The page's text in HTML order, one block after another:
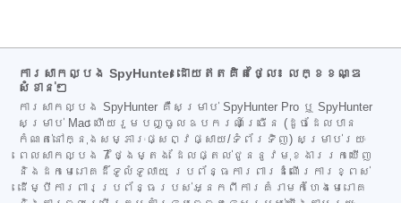
ការសាកល្បង SpyHunter ដោយឥតគិតថ្លៃ៖ លក្ខខណ្ឌ
សំខាន់ៗ
ការសាកល្បង SpyHunter គឺសម្រាប់ SpyHunter Pro ឬ SpyHunter
សម្រាប់ Mac ហើយរួមបញ្ចូលឧបករណ៍ច្រើន (ដូចដែលបាន
កំណត់នៅក្នុងសម្ភារៈផ្សព្វផ្សាយ/ទំព័រទិញ) សម្រាប់រយៈ
ពេលសាកល្បង 7 ថ្ងៃម្តង ដែលផ្តល់ជូននូវមុខងាររកឃើញ
និងដកមេរោគដ៏ទូលំទូលាយ ប្រព័ន្ធការពារដំណើរការខ្ពស់
ដើម្បីការពារប្រព័ន្ធរបស់អ្នកពីការគំរាមកំហែងមេរោគ